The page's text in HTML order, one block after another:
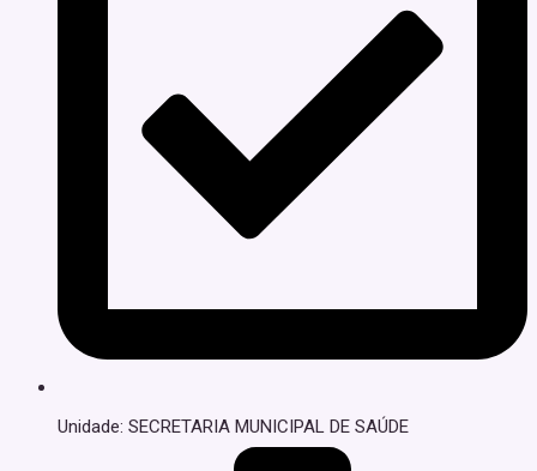
Unidade: SECRETARIA MUNICIPAL DE SAÚDE